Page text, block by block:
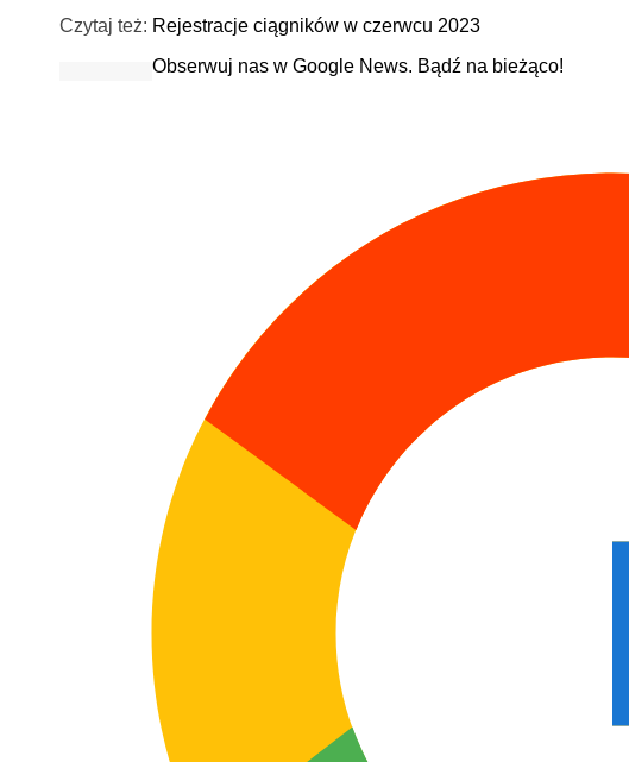
Czytaj też: Rejestracje ciągników w czerwcu 2023
Obserwuj nas w Google News. Bądź na bieżąco!